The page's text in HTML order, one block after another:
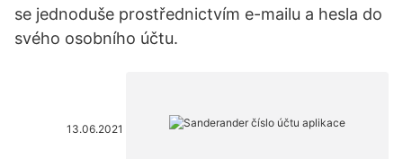
se jednoduše prostřednictvím e-mailu a hesla do
svého osobního účtu.
13.06.2021